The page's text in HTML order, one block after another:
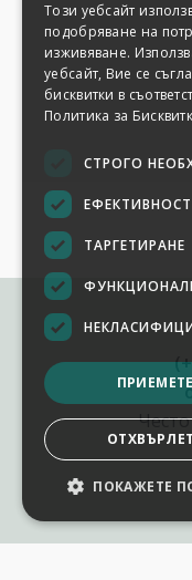
Този уебсайт
подобряване на
изживяване.
уебсайт, Вие се
бисквитки в
Политика за
СТРОГО
ЕФЕКТИВНОСТ
ТАРГЕТИРАНЕ
ПОКАЖЕТЕ